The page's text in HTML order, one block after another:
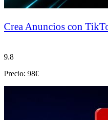
Crea Anuncios con
9.8
Precio: 98€